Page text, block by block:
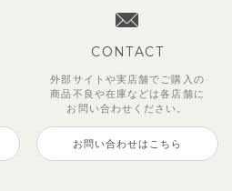
CONTACT
外部サイトや実店舗でご購入の
商品不良や在庫などは各店舗に
お問い合わせください。
お問い合わせはこちら